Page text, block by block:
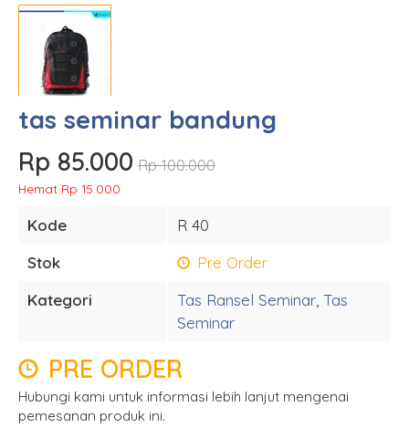
tas seminar bandung
Rp 85.000 Rp 100.000
Hemat Rp 15.000
Kode
R 40
Stok
Pre Order
Kategori
Tas Ransel Seminar Tas
Seminar
PRE ORDER
Hubungi kami untuk informasi lebih lanjut mengenai
pemesanan produk ini.